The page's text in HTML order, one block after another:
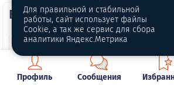
ВИП услуги
Профиль Сообщения
Для правильной и стабильной
работы, сайт использует файлы
Cookie, а так же сервис для сбора
аналитики Яндекс.Метрика